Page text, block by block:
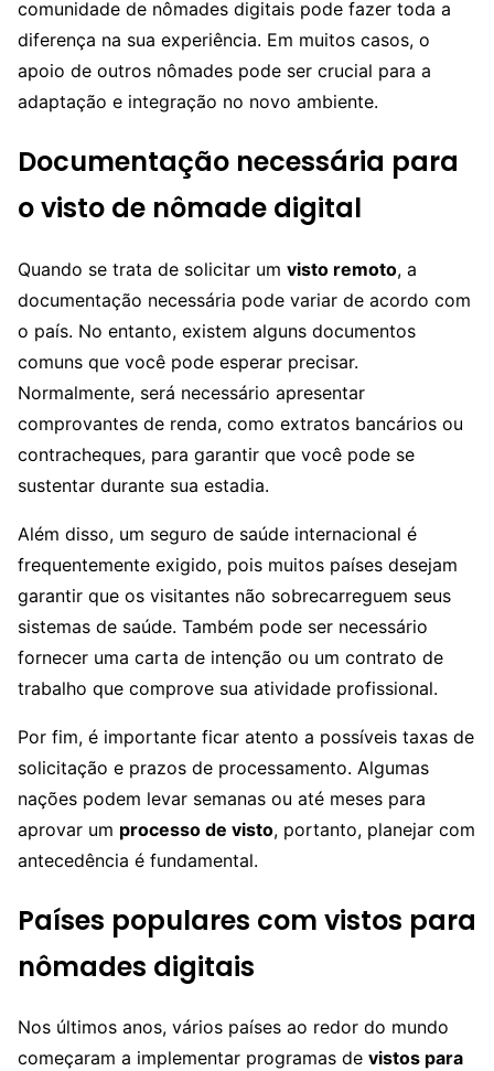
comunidade de nômades digitais pode fazer toda a
diferença na sua experiência. Em muitos casos, o
apoio de outros nômades pode ser crucial para a
adaptação e integração no novo ambiente.
Documentação necessária para
o visto de nômade digital
Quando se trata de solicitar um visto remoto, a
documentação necessária pode variar de acordo com
o país. No entanto, existem alguns documentos
comuns que você pode esperar precisar.
Normalmente, será necessário apresentar
comprovantes de renda, como extratos bancários ou
contracheques, para garantir que você pode se
sustentar durante sua estadia.
Além disso, um seguro de saúde internacional é
frequentemente exigido, pois muitos países desejam
garantir que os visitantes não sobrecarreguem seus
sistemas de saúde. Também pode ser necessário
fornecer uma carta de intenção ou um contrato de
trabalho que comprove sua atividade profissional.
Por fim, é importante ficar atento a possíveis taxas de
solicitação e prazos de processamento. Algumas
nações podem levar semanas ou até meses para
aprovar um processo de visto, portanto, planejar com
antecedência é fundamental.
Países populares com vistos para
nômades digitais
Nos últimos anos, vários países ao redor do mundo
começaram a implementar programas de vistos para